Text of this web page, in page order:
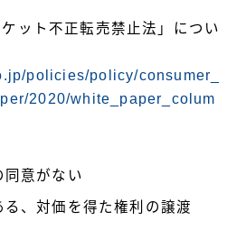
ット不正転売禁止法」につい
policies/policy/consumer_
2020/white_paper
colum
同意がない
、対価を得た権利の譲渡